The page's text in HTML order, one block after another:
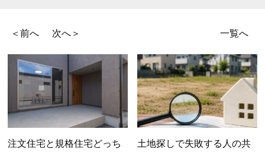
＜前へ 次へ＞ 一覧へ
注文住宅と規格住宅どっち
土地探しで失敗する人の共